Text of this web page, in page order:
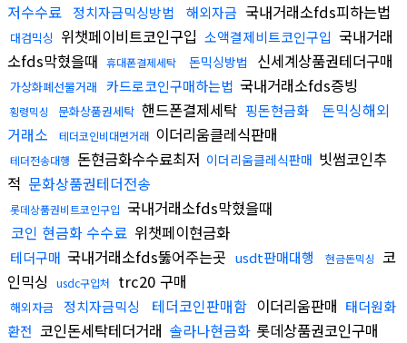
저수수료
정치자금믹싱방법 해외자금 국내거래소fds피하는법
대검믹싱 위챗페이비트코인구입 소액결제비트코인구입 국내거래
소fds막혔을때 휴대폰결제세탁 돈믹싱방법 신세계상품권테더구매
가상화폐선물거래 카드로코인구매하는법 국내거래소fds증빙
횡령믹싱 문화상품권세탁 핸드폰결제세탁 핑돈현금화
돈믹싱해외
거래소
테더코인비대면거래 이더리움클레식판매
테더전송대행 돈현금화수수료최저 이더리움클레식판매 빗썸코인추
적 문화상품권테더전송
롯데상품권비트코인구입 국내거래소fds막혔을때
코인 현금화 수수료 위챗페이현금화
테더구매 국내거래소fds뚫어주는곳 usdt판매대행 현금돈믹싱 코
인믹싱
usdc구입처 trc20 구매
해외자금 정치자금믹싱 테더코인판매함 이더리움판매 태더원화
환전 코인돈세탁테더거래 솔라나현금화 롯데상품권코인구매